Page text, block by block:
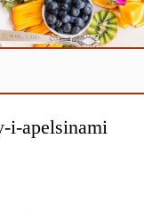
i-apelsinami